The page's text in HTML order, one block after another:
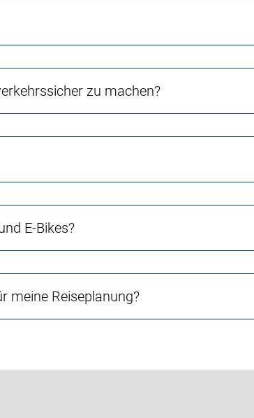
zu machen?
E-Bikes?
meine Reiseplanung?